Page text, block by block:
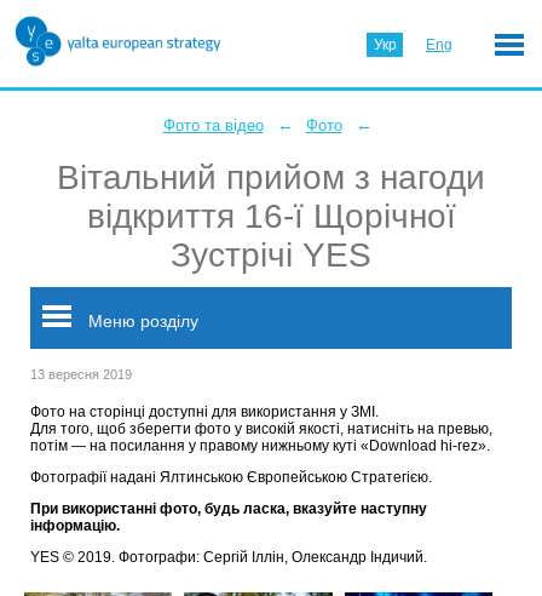
Укр Eng
Фото та відео ← Фото ←
Вітальний прийом з нагоди
відкриття 16-ї Щорічної
Зустрічі YES
Меню розділу
13 вересня 2019
Фото на сторінці доступні для використання у ЗМІ.
Для того, щоб зберегти фото у високій якості, натисніть на превью,
потім — на посилання у правому нижньому куті «Download hi-rez».
Фотографії надані Ялтинською Європейською Стратегією.
При використанні фото, будь ласка, вказуйте наступну
інформацію.
YES © 2019. Фотографи: Сергій Іллін, Олександр Індичий.